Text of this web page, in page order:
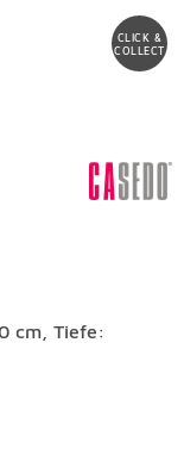
CLICK &
COLLECT
cm, Tiefe: